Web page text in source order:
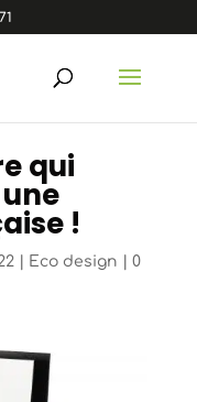
qui
!
| Eco design
0